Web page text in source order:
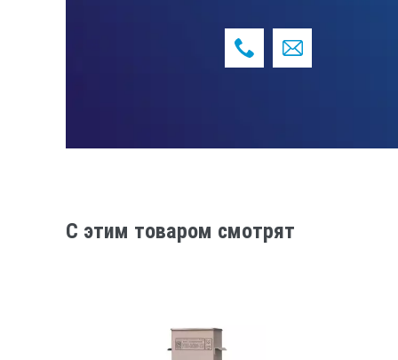
Визуальная сигнализация
Автомат. отключение при уровне
Over-level protection
C этим товаром смотрят